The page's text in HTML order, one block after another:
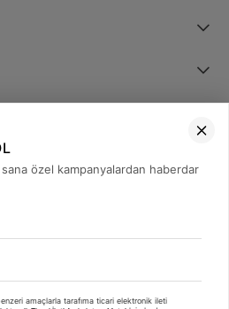
473 08 08
özel kampanyalardan haberdar
amaçlarla tarafıma ticari elektronik ileti